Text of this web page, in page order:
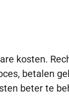
kosten.
betalen
beter te